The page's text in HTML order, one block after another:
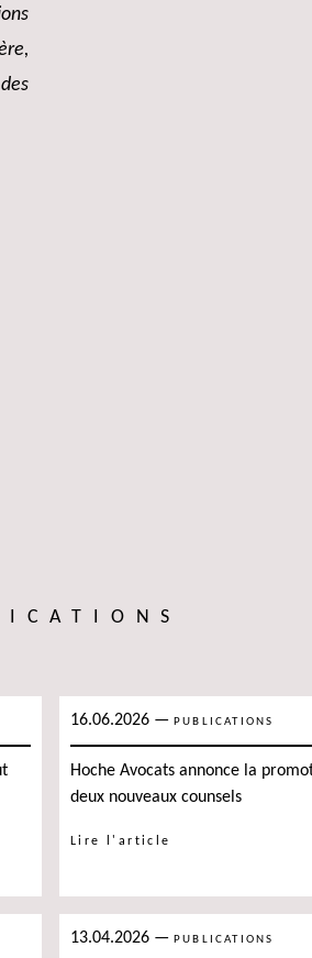
16.06.2026 — PUBLICATIONS
Hoche Avocats annonce la
deux nouveaux counsels
Lire l'article
13.04.2026 — PUBLICATIONS